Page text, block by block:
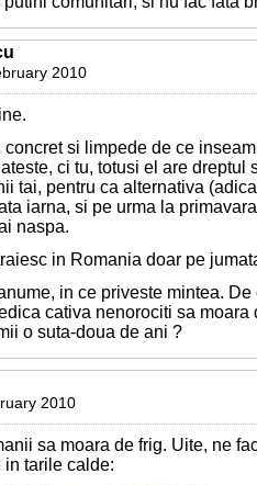
2010
concret si limpede de ce
ci tu, totusi el are dreptul
tai, pentru ca alternativa
iarna, si pe urma la
naspa.
in Romania doar pe
in ce priveste mintea.
cativa nenorociti sa moara
o suta-doua de ani ?
2010
sa moara de frig. Uite, ne
in tarile calde: